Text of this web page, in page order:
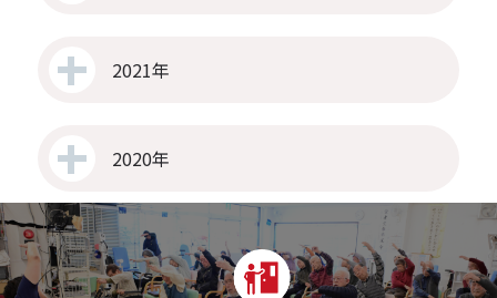
2021年
2020年